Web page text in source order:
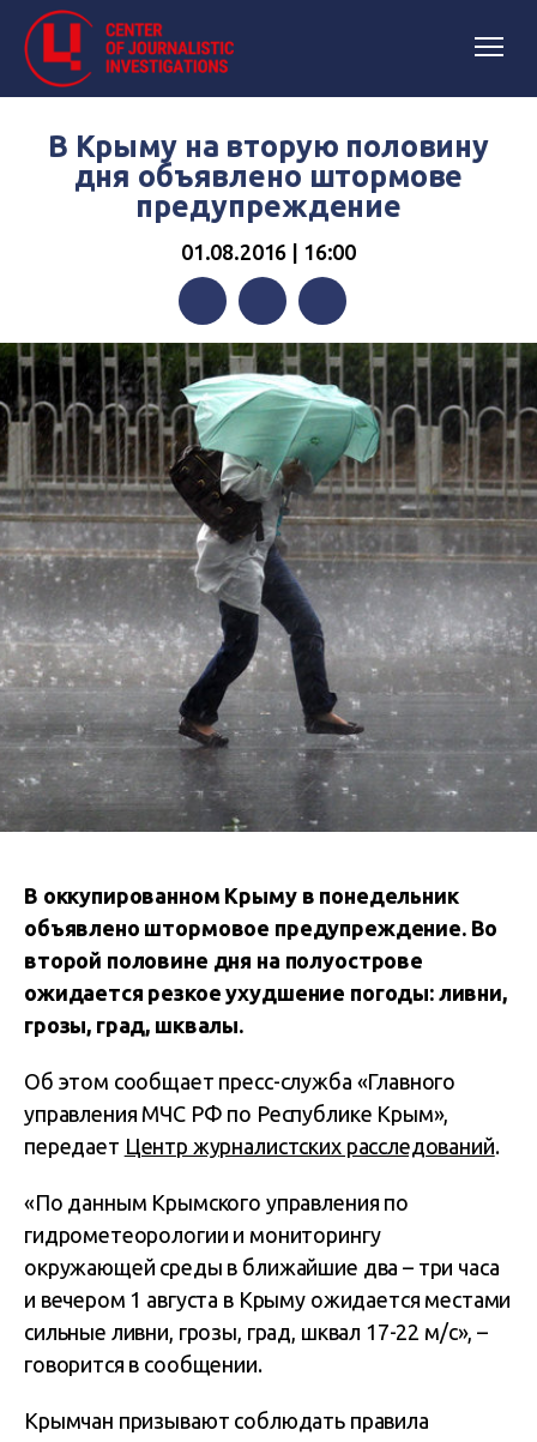
В Крыму на вторую половину
дня объявлено штормове
предупреждение
01.08.2016 | 16:00
FacebookTwitterTelegram
В оккупированном Крыму в понедельник
объявлено штормовое предупреждение. Во
второй половине дня на полуострове
ожидается резкое ухудшение погоды: ливни,
грозы, град, шквалы.
Об этом сообщает пресс-служба «Главного
управления МЧС РФ по Республике Крым»,
передает Центр журналистских расследований.
«По данным Крымского управления по
гидрометеорологии и мониторингу
окружающей среды в ближайшие два – три часа
и вечером 1 августа в Крыму ожидается местами
сильные ливни, грозы, град, шквал 17-22 м/с», –
говорится в сообщении.
Крымчан призывают соблюдать правила